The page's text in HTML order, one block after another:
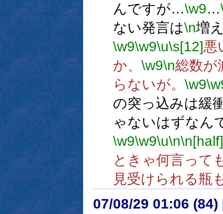
んですが…\w9…
ない発言は\n増
\w9\w9\u\s[12]悪
か、 \w9\n総数が
らないが。 \w9
の突っ込みは緩
ゃないはずなん
\w9\w9\u\n\n[half]
ときゃ何言って
見受けられる瓶
07/08/29 01:06 (84)